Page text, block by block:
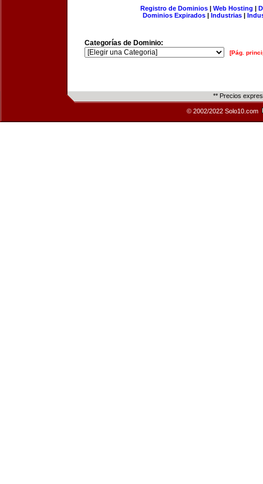
Registro de Dominios| Web Hosting |
Dominios Expirados | Industrias |
Categorías de Dominio:
[Pág.
** Precios
© 2002/2022 Solo10.com